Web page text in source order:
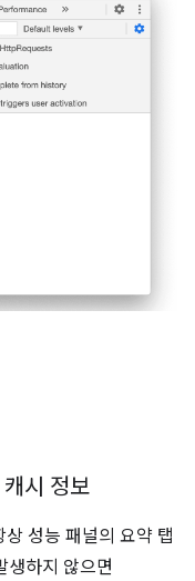
시 정보
상 성능 패널의 요약 탭
생하지 않으면